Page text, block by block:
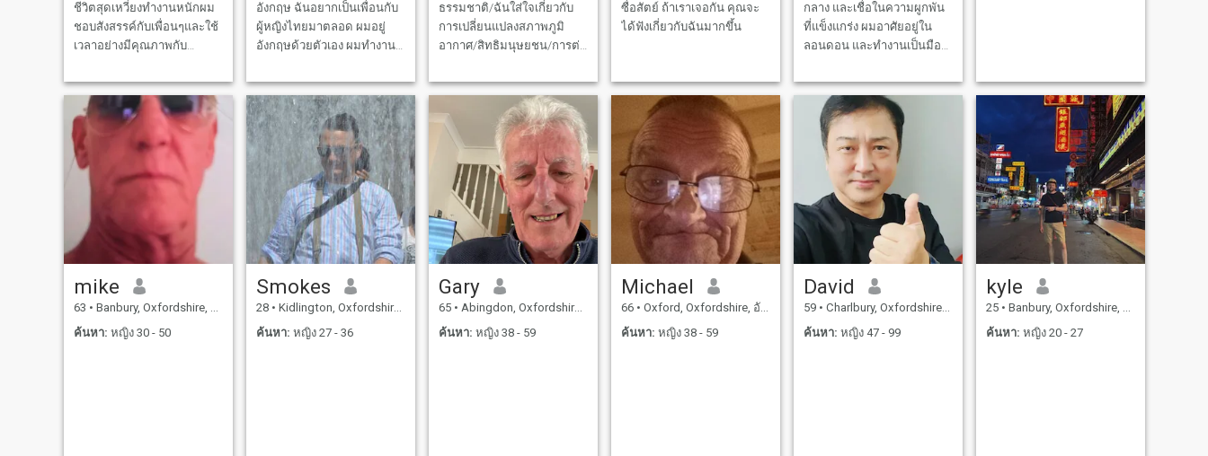
ชีวิตสุดเหวี่ยงทำงานหนักผม
ชอบสังสรรค์กับเพื่อนๆและใช้
เวลาอย่างมีคุณภาพกับ
ห่วงใยและสนุกสนานอย่าง
จริงใจ
อังกฤษ ฉันอยากเป็นเพื่อนกับ
ผู้หญิงไทยมาตลอด ผมอยู่
อังกฤษด้วยตัวเอง ผมทํางาน
ธรรมชาติ/ฉันใส่ใจเกี่ยวกับ
การเปลี่ยนแปลงสภาพภูมิ
อากาศ/สิทธิมนุษยชน/การต่อ
ไม่ได้ขับรถ
ซื่อสัตย์ ถ้าเราเจอกัน คุณจะ
ได้ฟังเกี่ยวกับฉันมากขึ้น
กลาง และเชื่อในความผูกพัน
ที่แข็งแกร่ง ผมอาศัยอยู่ใน
ลอนดอน และทํางานเป็นมือ
เงินได้ดีด้วยความเมตตาของ
พระเจ้า
mike
63 • Banbury, Oxfordshire, อังกฤษ
ค้นหา: หญิง 30 - 50
Smokes
28 • Kidlington, Oxfordshire, อังกฤษ
ค้นหา: หญิง 27 - 36
Gary
65 • Abingdon, Oxfordshire, อังกฤษ
ค้นหา: หญิง 38 - 59
Michael
66 • Oxford, Oxfordshire, อังกฤษ
ค้นหา: หญิง 38 - 59
David
59 • Charlbury, Oxfordshire, อังกฤษ
ค้นหา: หญิง 47 - 99
kyle
25 • Banbury, Oxfordshire, อังกฤษ
ค้นหา: หญิง 20 - 27